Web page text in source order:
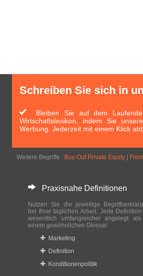
Schreiben Sie sich in
Bleiben Sie auf dem
Wirtschaftslexikon, indem Sie
Werbung. Jederzeit mit einem Klick
Weitere Begriffe : Buy-Out Private Equity
Praxisnahe Definitionen
Nutzen Sie die jeweilige
bei Ihrer täglichen Arbeit. Jede
wesentlich umfangreicher angelegt
einem gewöhnlichen Glossar.
Marketing
Definition
Konditionenpolitik